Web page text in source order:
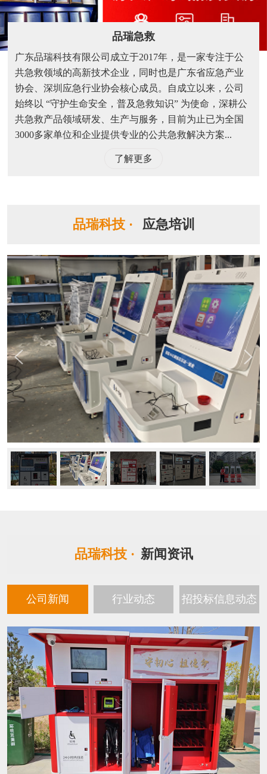
品瑞急救
广东品瑞科技有限公司成立于2017年，是一家专注于公
共急救领域的高新技术企业，同时也是广东省应急产业
协会、深圳应急行业协会核心成员。自成立以来，公司
始终以 “守护生命安全，普及急救知识” 为使命，深耕公
共急救产品领域研发、生产与服务，目前为止已为全国
3000多家单位和企业提供专业的公共急救解决方案...
了解更多
品瑞科技 · 应急培训
品瑞科技 · 新闻资讯
公司新闻 行业动态 招投标信息动态